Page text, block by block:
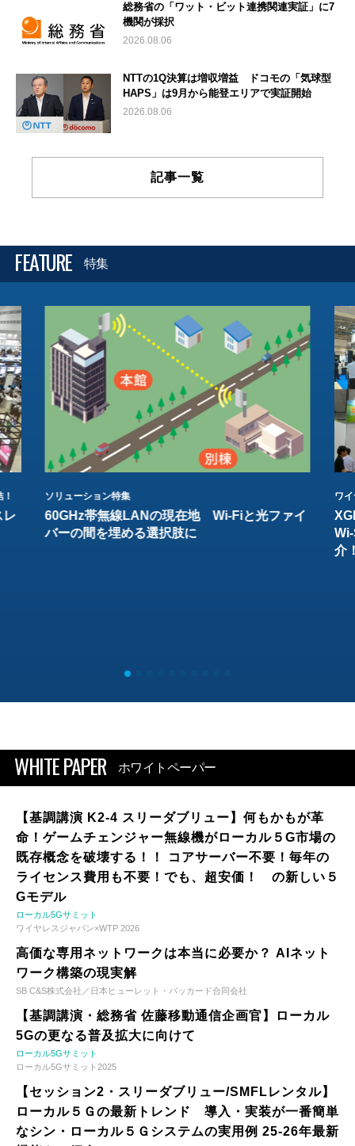
総務省の「ワット・ビット連携関連実証」に7
機関が採択
2026.08.06
NTTの1Q決算は増収増益 ドコモの「気球型
HAPS」は9月から能登エリアで実証開始
2026.08.06
記事一覧
FEATURE 特集
レ
ソリューション特集
60GHz帯無線LANの現在地 Wi-Fiと光ファイ
バーの間を埋める選択肢に
ワ
介
WHITE PAPER ホワイトペーパー
【基調講演 K2-4 スリーダブリュー】何もかもが革
命！ゲームチェンジャー無線機がローカル５G市場の
既存概念を破壊する！！ コアサーバー不要！毎年の
ライセンス費用も不要！でも、超安価！ の新しい５
Gモデル
ローカル5Gサミット
ワイヤレスジャパン×WTP 2026
高価な専用ネットワークは本当に必要か？ AIネット
ワーク構築の現実解
SB C&S株式会社／日本ヒューレット・パッカード合同会社
【基調講演・総務省 佐藤移動通信企画官】ローカル
5Gの更なる普及拡大に向けて
ローカル5Gサミット
ローカル5Gサミット2025
【セッション2・スリーダブリュー/SMFLレンタル】
ローカル５Ｇの最新トレンド 導入・実装が一番簡単
なシン・ローカル５Ｇシステムの実用例 25-26年最新